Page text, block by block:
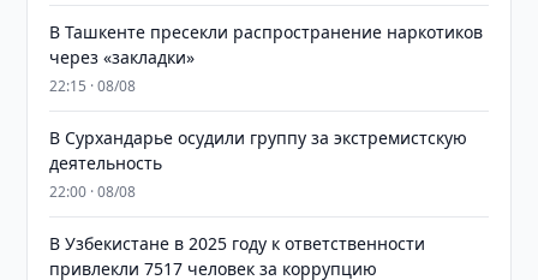
В Ташкенте пресекли распространение наркотиков
через «закладки»
22:15 · 08/08
В Сурхандарье осудили группу за экстремистскую
деятельность
22:00 · 08/08
В Узбекистане в 2025 году к ответственности
привлекли 7517 человек за коррупцию